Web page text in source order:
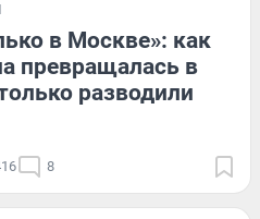
в Москве»: как
превращалась в
разводили
8